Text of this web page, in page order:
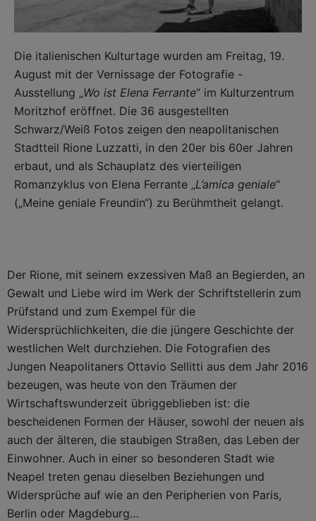
Die italienischen Kulturtage wurden am Freitag, 19.
August mit der Vernissage der Fotografie -
Ausstellung „Wo ist Elena Ferrante“ im Kulturzentrum
Moritzhof eröffnet. Die 36 ausgestellten
Schwarz/Weiß Fotos zeigen den neapolitanischen
Stadtteil Rione Luzzatti, in den 20er bis 60er Jahren
erbaut, und als Schauplatz des vierteiligen
Romanzyklus von Elena Ferrante „L’amica geniale“
(„Meine geniale Freundin“) zu Berühmtheit gelangt.
Der Rione, mit seinem exzessiven Maß an Begierden, an
Gewalt und Liebe wird im Werk der Schriftstellerin zum
Prüfstand und zum Exempel für die
Widersprüchlichkeiten, die die jüngere Geschichte der
westlichen Welt durchziehen. Die Fotografien des
Jungen Neapolitaners Ottavio Sellitti aus dem Jahr 2016
bezeugen, was heute von den Träumen der
Wirtschaftswunderzeit übriggeblieben ist: die
bescheidenen Formen der Häuser, sowohl der neuen als
auch der älteren, die staubigen Straßen, das Leben der
Einwohner. Auch in einer so besonderen Stadt wie
Neapel treten genau dieselben Beziehungen und
Widersprüche auf wie an den Peripherien von Paris,
Berlin oder Magdeburg…